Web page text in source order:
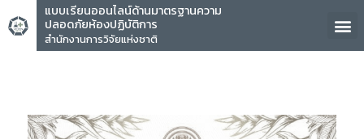
แบบเรียนออนไลน์ด้านมาตรฐานความ
ปลอดภัยห้องปฏิบัติการ
สำนักงานการวิจัยแห่งชาติ